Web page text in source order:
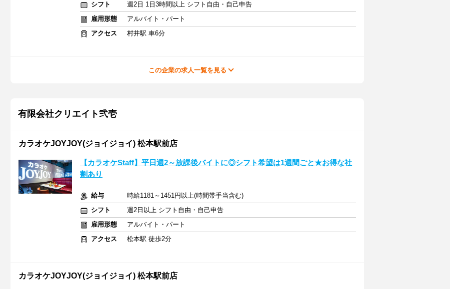
シフト
週2日 1日3時間以上 シフト自由・自己申告
雇用形態
アルバイト・パート
アクセス
村井駅 車6分
この企業の求人一覧を見る
有限会社クリエイト弐壱
カラオケJOYJOY(ジョイジョイ) 松本駅前店
【カラオケStaff】平日週2～放課後バイトに◎シフト希望は1週間ごと★お得な社
割あり
給与
時給1181～1451円以上(時間帯手当含む)
シフト
週2日以上 シフト自由・自己申告
雇用形態
アルバイト・パート
アクセス
松本駅 徒歩2分
カラオケJOYJOY(ジョイジョイ) 松本駅前店